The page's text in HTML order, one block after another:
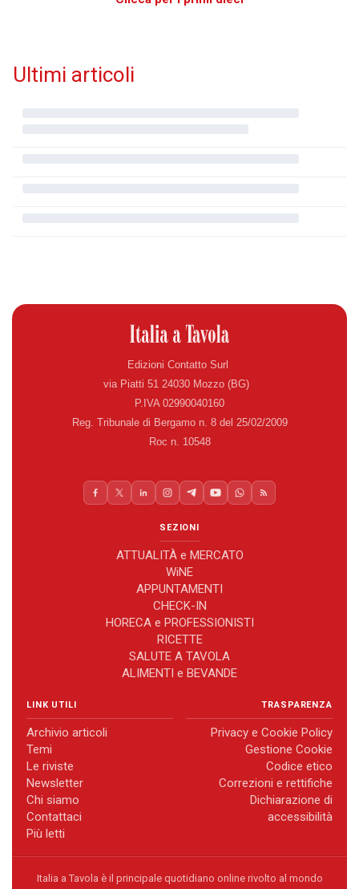
Ultimi articoli
Edizioni Contatto Surl
via Piatti 51 24030 Mozzo (BG)
P.IVA 02990040160
Reg. Tribunale di Bergamo n. 8 del 25/02/2009
Roc n. 10548
SEZIONI
ATTUALITÀ e MERCATO
WiNE
APPUNTAMENTI
CHECK-IN
HORECA e PROFESSIONISTI
RICETTE
SALUTE A TAVOLA
ALIMENTI e BEVANDE
LINK UTILI
Archivio articoli
Temi
Le riviste
Newsletter
Chi siamo
Contattaci
Più letti
TRASPARENZA
Privacy e Cookie Policy
Gestione Cookie
Codice etico
Correzioni e rettifiche
Dichiarazione di
accessibilità
Italia a Tavola è il principale quotidiano online rivolto al mondo